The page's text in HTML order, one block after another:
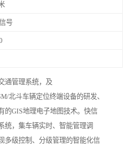
号
通管理系统，及
北斗车辆定位终端设备的研发、
的GIS地理电子地图技术。快信
统，集车辆实时、智能管理调
多级控制、分级管理的智能化信